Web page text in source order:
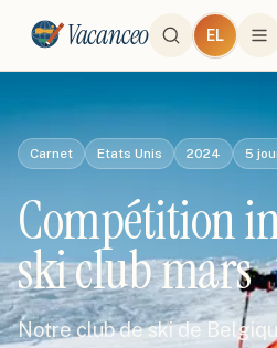
Vacanceo EL
Carnet Etats Unis 2024 5
Compétition
ski club mars
Notre club de ski de